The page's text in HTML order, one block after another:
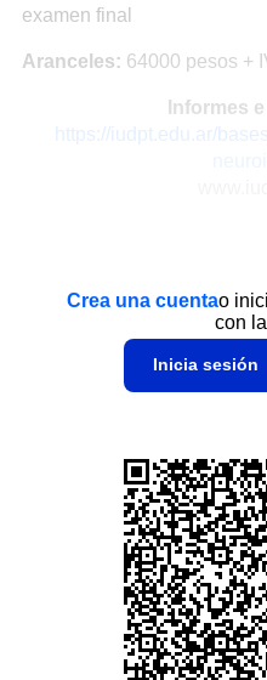
examen final
Aranceles: 64000 pesos +
Informes
https://iudpt.edu.ar/
Crea una cuentao
con
Inicia sesión